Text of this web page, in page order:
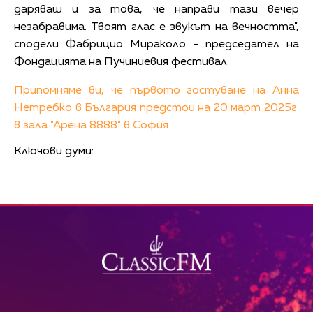
даряваш и за това, че направи тази вечер
незабравима. Твоят глас е звукът на вечността",
сподели Фабрицио Мираколо - председател на
Фондацията на Пучиниевия фестивал.
Припомняме ви, че първото гостуване на Анна
Нетребко в България предстои на 20 март 2025г.
в зала "Арена 8888" в София.
Ключови думи: